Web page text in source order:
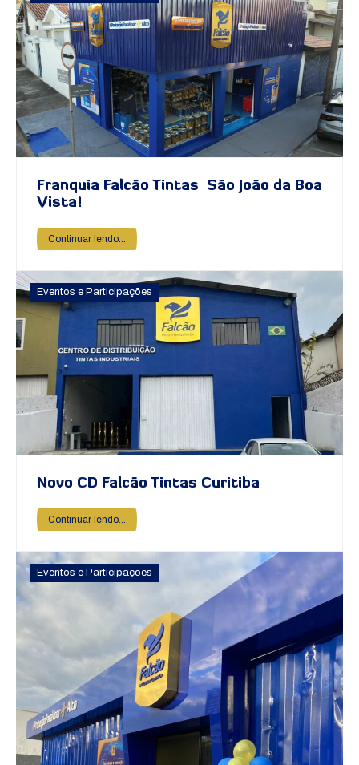
Franquia Falcão Tintas São João da Boa
Vista!
Continuar lendo...
Eventos e Participações
Novo CD Falcão Tintas Curitiba
Continuar lendo...
Eventos e Participações